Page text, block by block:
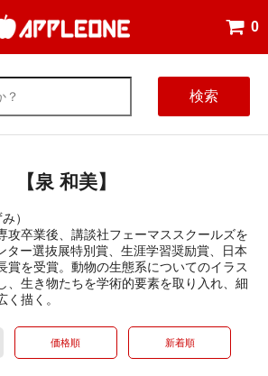
0
検索
【泉 和美】
）
攻卒業後、講談社フェーマススクールズを
ター選抜展特別賞、生涯学習奨励賞、日本
賞を受賞。動物の生態系についてのイラス
、生き物たちを学術的要素を取り入れ、細
く描く。
価格順 新着順